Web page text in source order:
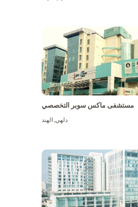
مستشفى ماكس سوبر التخصصي
دلهي,الهند